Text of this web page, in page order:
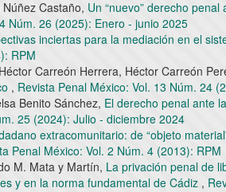
Núñez Castaño, Un “nuevo” derecho
Núm. 26 (2025): Enero - junio 2025
inciertas para la mediación en el
RPM
Carreón Herrera, Héctor Carreón
, Revista Penal México: Vol. 13 Núm. 24
Benito Sánchez, El derecho penal ante
25 (2024): Julio - diciembre 2024
extracomunitario: de “objeto
Penal México: Vol. 2 Núm. 4 (2013): RPM
M. Mata y Martín, La privación penal de
y en la norma fundamental de Cádiz ,